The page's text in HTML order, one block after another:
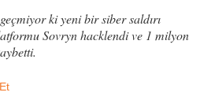
ki yeni bir siber saldırı
Sovryn hacklendi ve 1 milyon